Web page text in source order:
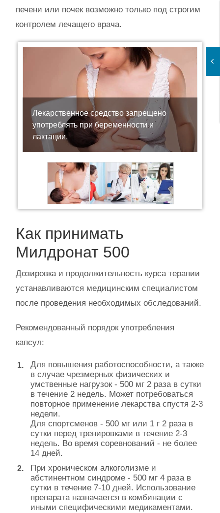
печени или почек возможно только под строгим
контролем лечащего врача.
Лекарственное средство запрещено
употреблять при беременности и
лактации.
Как принимать
Милдронат 500
Дозировка и продолжительность курса терапии
устанавливаются медицинским специалистом
после проведения необходимых обследований.
Рекомендованный порядок употребления
капсул:
Для повышения работоспособности, а также
в случае чрезмерных физических и
умственные нагрузок - 500 мг 2 раза в сутки
в течение 2 недель. Может потребоваться
повторное применение лекарства спустя 2-3
недели.
Для спортсменов - 500 мг или 1 г 2 раза в
сутки перед тренировками в течение 2-3
недель. Во время соревнований - не более
14 дней.
При хроническом алкоголизме и
абстинентном синдроме - 500 мг 4 раза в
сутки в течение 7-10 дней. Использование
препарата назначается в комбинации с
иными специфическими медикаментами.